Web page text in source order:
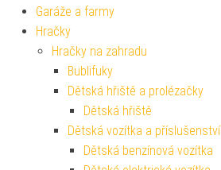
Garáže a farmy
Hračky
Hračky na zahradu
Bublifuky
Dětská hřiště a prolézačky
Dětská hřiště
Dětská vozítka a příslušenství
Dětská benzínová vozítka